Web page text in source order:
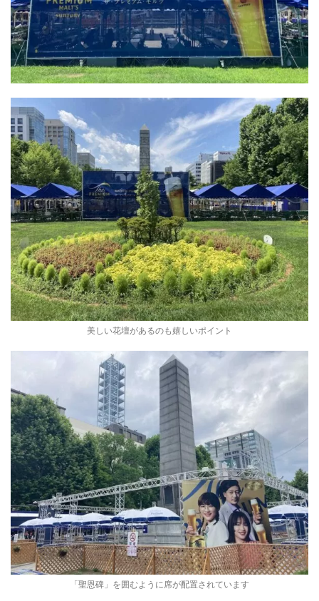
美しい花壇があるのも嬉しいポイント
「聖恩碑」を囲むように席が配置されています